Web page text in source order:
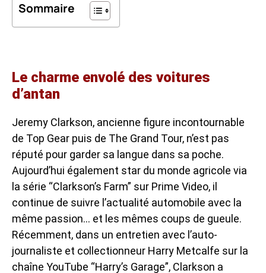
Sommaire
Le charme envolé des voitures
d’antan
Jeremy Clarkson, ancienne figure incontournable
de Top Gear puis de The Grand Tour, n’est pas
réputé pour garder sa langue dans sa poche.
Aujourd’hui également star du monde agricole via
la série “Clarkson’s Farm” sur Prime Video, il
continue de suivre l’actualité automobile avec la
même passion… et les mêmes coups de gueule.
Récemment, dans un entretien avec l’auto-
journaliste et collectionneur Harry Metcalfe sur la
chaîne YouTube “Harry’s Garage”, Clarkson a